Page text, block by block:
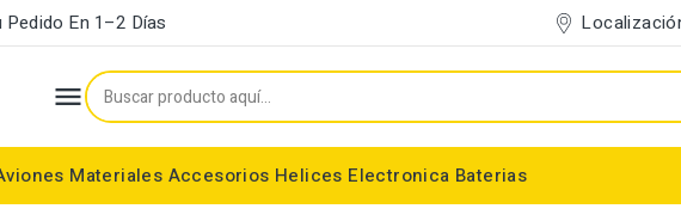
Pedido En 1–2 Días

Materiales Accesorios Helices Electronica Baterias